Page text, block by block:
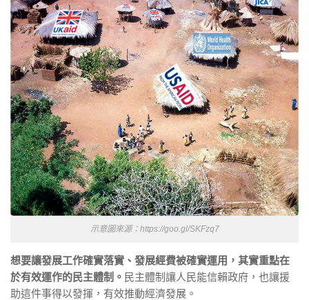
示意圖來源：https://goo.gl/SKFzq7
想要讓發展工作確實落實、發展經費被確實運用，其實重點在
於有效運作的民主體制。 民主體制讓人民能信賴政府，也讓援
助這件事得以發揮，有效推動經濟發展。